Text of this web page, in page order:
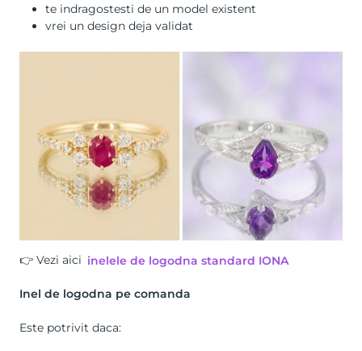
te indragostesti de un model existent
vrei un design deja validat
👉 Vezi aici inelele de logodna standard IONA
Inel de logodna pe comanda
Este potrivit daca: